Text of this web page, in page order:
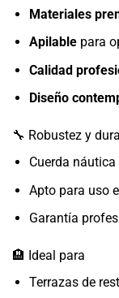
Materiales
Apilablepara
Calidad
Diseño
🔧 Robustez y
Cuerda
Apto para uso
Garantía
🏨 Ideal para
Terrazas de